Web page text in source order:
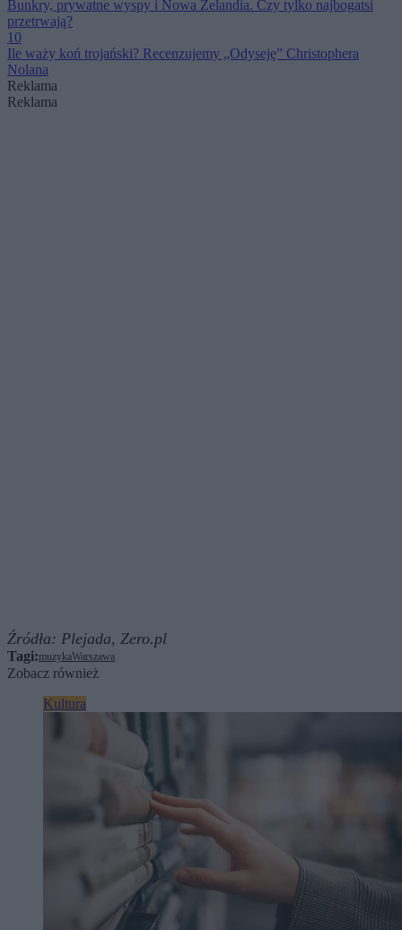
Bunkry, prywatne wyspy i Nowa Zelandia. Czy tylko najbogatsi
przetrwają?
10
Ile waży koń trojański? Recenzujemy „Odyseję” Christophera
Nolana
Reklama
Reklama
Źródła: Plejada, Zero.pl
Tagi:muzykaWarszawa
Zobacz również
Kultura